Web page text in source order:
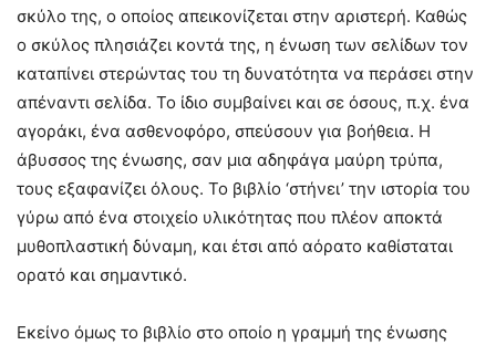
σκύλο της, ο οποίος απεικονίζεται στην αριστερή. Καθώς
ο σκύλος πλησιάζει κοντά της, η ένωση των σελίδων τον
καταπίνει στερώντας του τη δυνατότητα να περάσει στην
απέναντι σελίδα. Το ίδιο συμβαίνει και σε όσους, π.χ. ένα
αγοράκι, ένα ασθενοφόρο, σπεύσουν για βοήθεια. Η
άβυσσος της ένωσης, σαν μια αδηφάγα μαύρη τρύπα,
τους εξαφανίζει όλους. Το βιβλίο ‘στήνει’ την ιστορία του
γύρω από ένα στοιχείο υλικότητας που πλέον αποκτά
μυθοπλαστική δύναμη, και έτσι από αόρατο καθίσταται
ορατό και σημαντικό.
Εκείνο όμως το βιβλίο στο οποίο η γραμμή της ένωσης